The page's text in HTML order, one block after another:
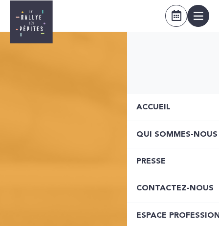
ACCUEIL
QUI SOMMES-NOUS
PRESSE
CONTACTEZ-NOUS
ESPACE